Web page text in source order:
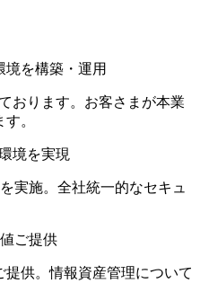
を構築・運用
おります。お客さまが本業
。
境を実現
実施。全社統一的なセキュ
ご提供
供。情報資産管理について